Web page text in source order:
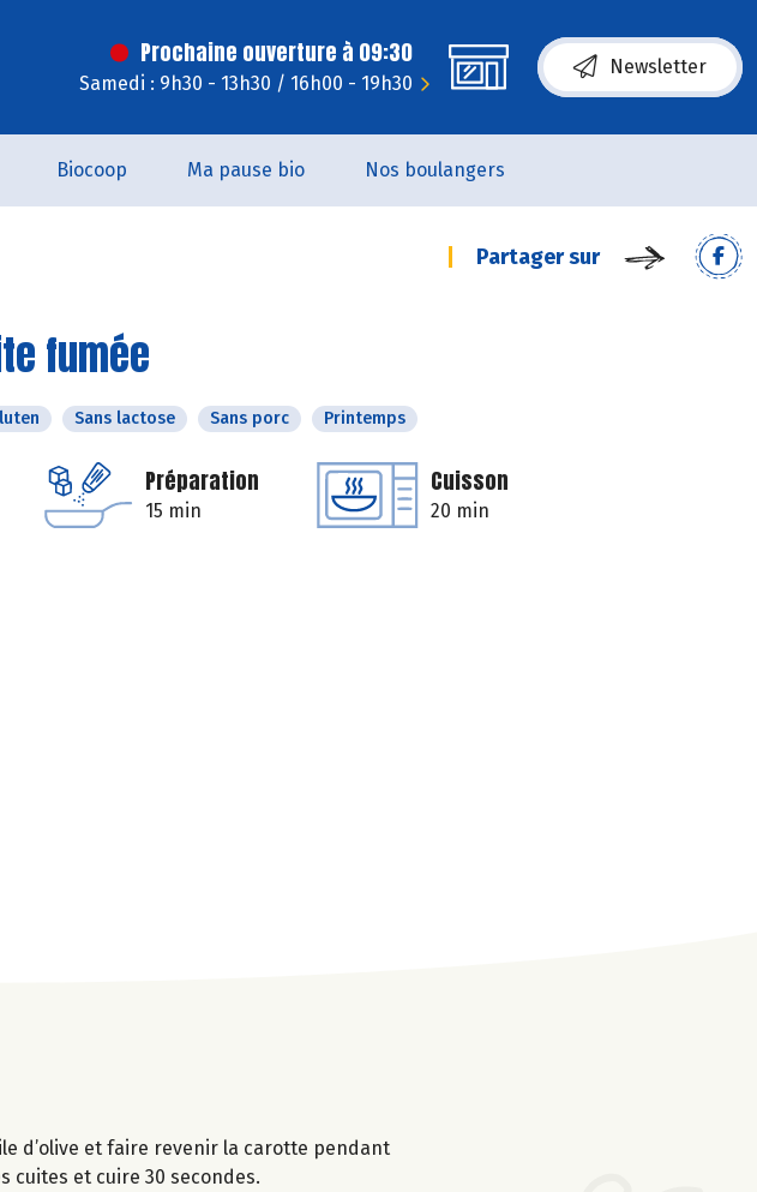
Prochaine ouverture à 09:30
Samedi : 9h30 - 13h30 / 16h00 - 19h30
Newsletter
Biocoop Ma pause bio Nos boulangers
Partager sur
fumée
Sans lactose Sans porc Printemps
Préparation
15 min
Cuisson
20 min
d’olive et faire revenir la carotte pendant
cuites et cuire 30 secondes.